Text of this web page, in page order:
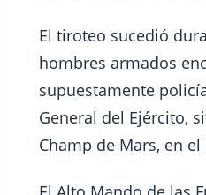
El tiroteo sucedió
hombres armados
supuestamente
General del Ejército,
Champ de Mars, en